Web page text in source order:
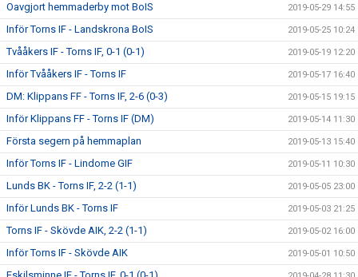
Oavgjort hemmaderby mot BoIS 2019-05-29 14:55
Inför Torns IF - Landskrona BoIS 2019-05-25 10:24
Tvååkers IF - Torns IF, 0-1 (0-1) 2019-05-19 12:20
Inför Tvååkers IF - Torns IF 2019-05-17 16:40
DM: Klippans FF - Torns IF, 2-6 (0-3) 2019-05-15 19:15
Inför Klippans FF - Torns IF (DM) 2019-05-14 11:30
Första segern på hemmaplan 2019-05-13 15:40
Inför Torns IF - Lindome GIF 2019-05-11 10:30
Lunds BK - Torns IF, 2-2 (1-1) 2019-05-05 23:00
Inför Lunds BK - Torns IF 2019-05-03 21:25
Torns IF - Skövde AIK, 2-2 (1-1) 2019-05-02 16:00
Inför Torns IF - Skövde AIK 2019-05-01 10:50